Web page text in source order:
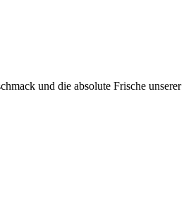
und die absolute Frische unserer